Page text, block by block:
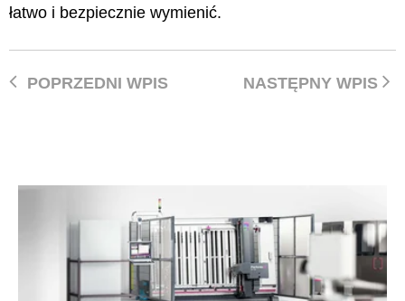
łatwo i bezpiecznie wymienić.
POPRZEDNI WPIS NASTĘPNY WPIS